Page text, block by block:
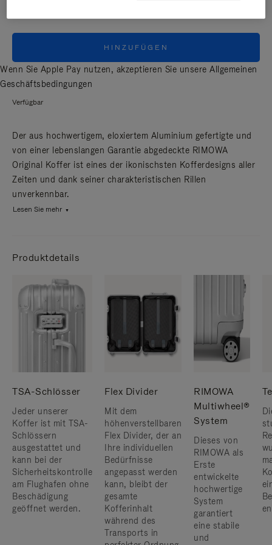
HINZUFÜGEN
Wenn Sie Apple Pay nutzen, akzeptieren Sie unsere Allgemeinen
Geschäftsbedingungen
Verfügbar
Der aus hochwertigem, eloxiertem Aluminium gefertigte und
von einer lebenslangen Garantie abgedeckte RIMOWA
Original Koffer ist eines der ikonischsten Kofferdesigns aller
Zeiten und dank seiner charakteristischen Rillen
unverkennbar.
Lesen Sie mehr
Produktdetails
TSA-Schlösser
Jeder unserer
Koffer ist mit TSA-
Schlössern
ausgestattet und
kann bei der
Sicherheitskontrolle
am Flughafen ohne
Beschädigung
geöffnet werden.
Flex Divider
Mit dem
höhenverstellbaren
Flex Divider, der an
Ihre individuellen
Bedürfnisse
angepasst werden
kann, bleibt der
gesamte
Kofferinhalt
während des
Transports in
RIMOWA
Multiwheel®
System
Dieses von
RIMOWA als
Erste
entwickelte
hochwertige
System
garantiert
eine stabile
und